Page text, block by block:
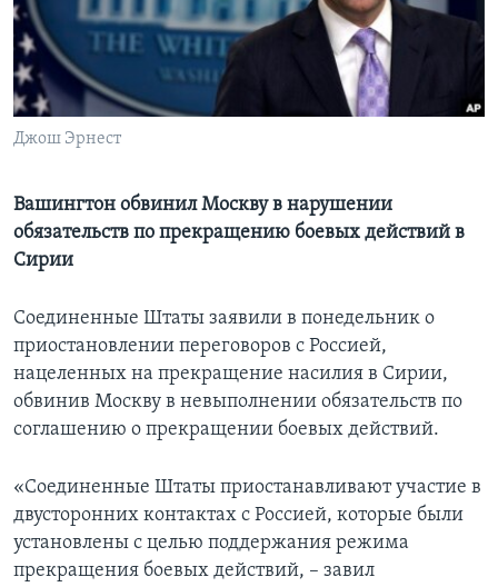
Learning English
СОЦИАЛЬНЫЕ СЕТИ
Языки
Джош Эрнест
Вашингтон обвинил Москву в нарушении
обязательств по прекращению боевых действий в
Сирии
Соединенные Штаты заявили в понедельник о
приостановлении переговоров с Россией,
нацеленных на прекращение насилия в Сирии,
обвинив Москву в невыполнении обязательств по
соглашению о прекращении боевых действий.
«Соединенные Штаты приостанавливают участие в
двусторонних контактах с Россией, которые были
установлены с целью поддержания режима
прекращения боевых действий, – завил